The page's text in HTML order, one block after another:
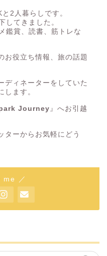
2人暮らしです。
てきました。
鑑賞、読書、筋トレな
お役立ち情報、旅の話題
ディネーターをしていた
します。
Journey 』へお引越
ターからお気軽にどう
me ／